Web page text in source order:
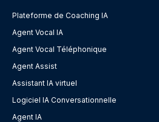
Plateforme de Coaching IA
Agent Vocal IA
Agent Vocal Téléphonique
Agent Assist
Assistant IA virtuel
Logiciel IA Conversationnelle
Agent IA